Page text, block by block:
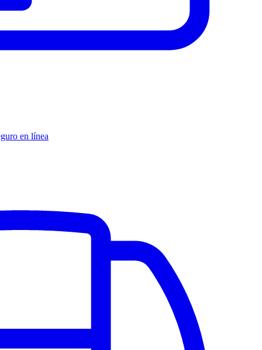
en línea